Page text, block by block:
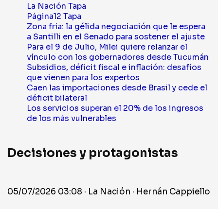
La Nación Tapa
Página12 Tapa
Zona fría: la gélida negociación que le espera
a Santilli en el Senado para sostener el ajuste
Para el 9 de Julio, Milei quiere relanzar el
vínculo con los gobernadores desde Tucumán
Subsidios, déficit fiscal e inflación: desafíos
que vienen para los expertos
Caen las importaciones desde Brasil y cede el
déficit bilateral
Los servicios superan el 20% de los ingresos
de los más vulnerables
Decisiones y protagonistas
05/07/2026 03:08 · La Nación · Hernán Cappiello